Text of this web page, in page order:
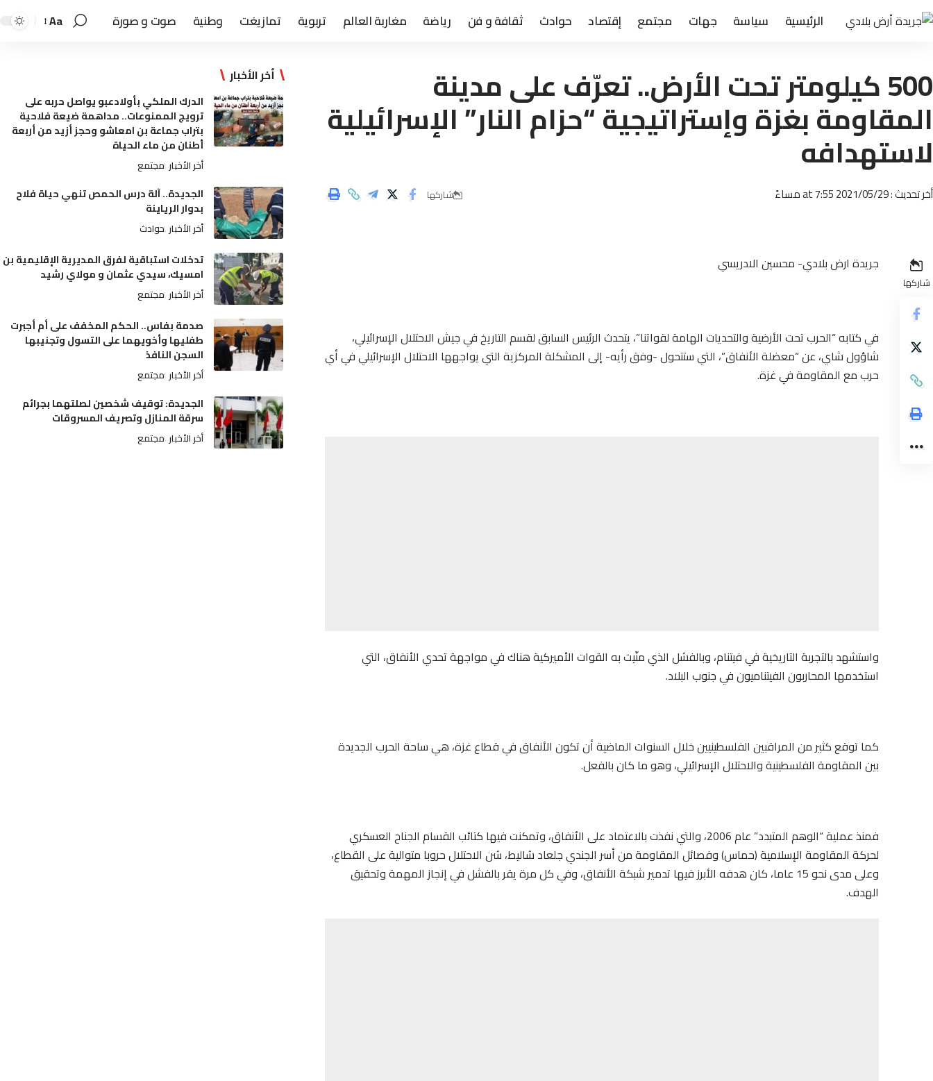
الرئيسية سياسة جهات مجتمع إقتصاد حوادث ثقافة و فن رياضة مغاربة العالم تربوية تمازيغت وطنية صوت و صورة Aa
500 كيلومتر تحت الأرض.. تعرّف على مدينة
المقاومة بغزة وإستراتيجية “حزام النار” الإسرائيلية
لاستهدافه
أخر تحديث : 2021/05/29 at 7:55 مساءً شاركها
شاركها
جريدة ارض بلادي- محسين الادريسي
في كتابه “الحرب تحت الأرضية والتحديات الهامة لقواتنا”، يتحدث الرئيس السابق لقسم التاريخ في جيش الاحتلال الإسرائيلي،
شاؤول شاي، عن “معضلة الأنفاق”، التي ستتحول -وفق رأيه- إلى المشكلة المركزية التي يواجهها الاحتلال الإسرائيلي في أي
حرب مع المقاومة في غزة.
واستشهد بالتجربة التاريخية في فيتنام، وبالفشل الذي منّيت به القوات الأميركية هناك في مواجهة تحدي الأنفاق، التي
استخدمها المحاربون الفيتناميون في جنوب البلاد.
كما توقع كثير من المراقبين الفلسطينيين خلال السنوات الماضية أن تكون الأنفاق في قطاع غزة، هي ساحة الحرب الجديدة
بين المقاومة الفلسطينية والاحتلال الإسرائيلي، وهو ما كان بالفعل.
فمنذ عملية “الوهم المتبدد” عام 2006، والتي نفذت بالاعتماد على الأنفاق، وتمكنت فيها كتائب القسام الجناح العسكري
لحركة المقاومة الإسلامية (حماس) وفصائل المقاومة من أسر الجندي جلعاد شاليط، شن الاحتلال حروبا متوالية على القطاع،
وعلى مدى نحو 15 عاما، كان هدفه الأبرز فيها تدمير شبكة الأنفاق، وفي كل مرة يقر بالفشل في إنجاز المهمة وتحقيق
الهدف.
أخر الأخبار
الدرك الملكي بأولادعبو يواصل حربه على
ترويج الممنوعات.. مداهمة ضيعة فلاحية
بتراب جماعة بن امعاشو وحجز أزيد من أربعة
أطنان من ماء الحياة
أخر الأخبار مجتمع
الجديدة.. آلة درس الحمص تنهي حياة فلاح
بدوار الرياينة
أخر الأخبار حوادث
تدخلات استباقية لفرق المديرية الإقليمية بن
امسيك، سيدي عثمان و مولاي رشيد
أخر الأخبار مجتمع
صدمة بفاس.. الحكم المخفف على أم أجبرت
طفليها وأخويهما على التسول وتجنيبها
السجن النافذ
أخر الأخبار مجتمع
الجديدة: توقيف شخصين لصلتهما بجرائم
سرقة المنازل وتصريف المسروقات
أخر الأخبار مجتمع